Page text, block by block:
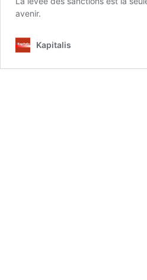
avenir.
Kapitalis